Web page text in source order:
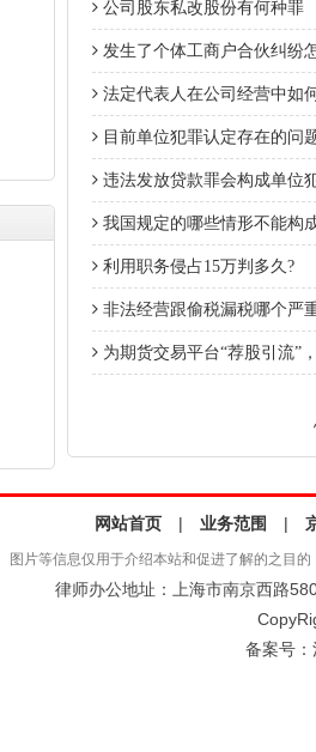
公司股东私改股份有何种罪
发生了个体工商户合伙纠纷
法定代表人在公司经营中如
目前单位犯罪认定存在的问
违法发放贷款罪会构成单位
我国规定的哪些情形不能构
利用职务侵占15万判多久?
非法经营跟偷税漏税哪个严
为期货交易平台“荐股引流”
网站首页 | 业务范围 |
图片等信息仅用于介绍本站和促进了解的之目
律师办公地址：上海市南京西路
备案号：